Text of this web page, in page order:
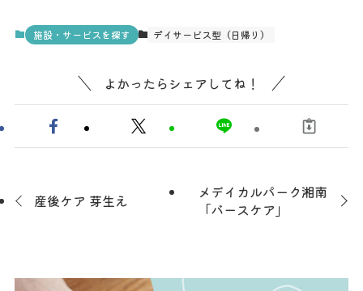
施設・サービスを探す デイサービス型（日帰り）
よかったらシェアしてね！
産後ケア 芽生え
メデイカルパーク湘南
「バースケア」